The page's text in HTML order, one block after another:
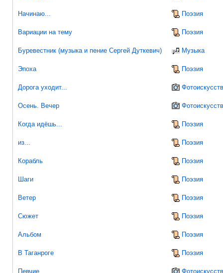
Начинаю... Поэзия
Вариации на тему Поэзия
Буревестник (музыка и пение Сергей Дуткевич) Музыка
Эпоха Поэзия
Дорога уходит...
Осень. Вечер
Когда идёшь... Поэзия
из... Поэзия
Корабль Поэзия
Шаги Поэзия
Ветер Поэзия
Сюжет Поэзия
Альбом Поэзия
В Таганроге Поэзия
Певчие